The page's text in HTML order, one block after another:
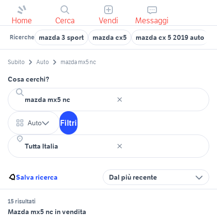
Home Cerca Vendi Messaggi
Ricerche mazda 3 sport mazda cx5 mazda cx 5 2019 auto
Subito Auto mazda mx5 nc
Cosa cerchi?
Auto Filtri
Salva ricerca Dal più recente
15 risultati
Mazda mx5 nc in vendita